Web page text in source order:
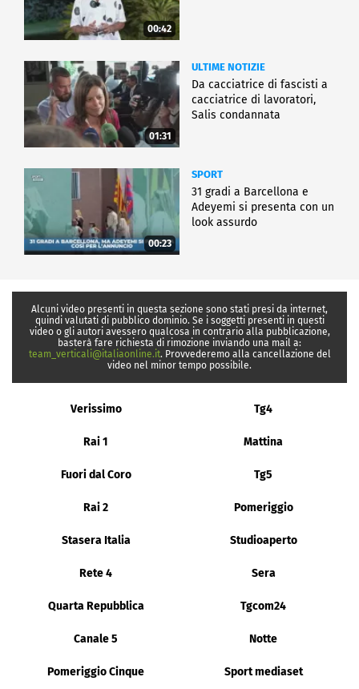
00:42
01:31
ULTIME NOTIZIE
Da cacciatrice di fascisti a
cacciatrice di lavoratori,
Salis condannata
00:23
SPORT
31 gradi a Barcellona e
Adeyemi si presenta con un
look assurdo
Alcuni video presenti in questa sezione sono stati presi da internet,
quindi valutati di pubblico dominio. Se i soggetti presenti in questi
video o gli autori avessero qualcosa in contrario alla pubblicazione,
basterà fare richiesta di rimozione inviando una mail a:
team_verticali@italiaonline.it. Provvederemo alla cancellazione del
video nel minor tempo possibile.
Verissimo Tg4
Rai 1 Mattina
Fuori dal Coro Tg5
Rai 2 Pomeriggio
Stasera Italia Studioaperto
Rete 4 Sera
Quarta Repubblica Tgcom24
Canale 5 Notte
Pomeriggio Cinque Sport mediaset